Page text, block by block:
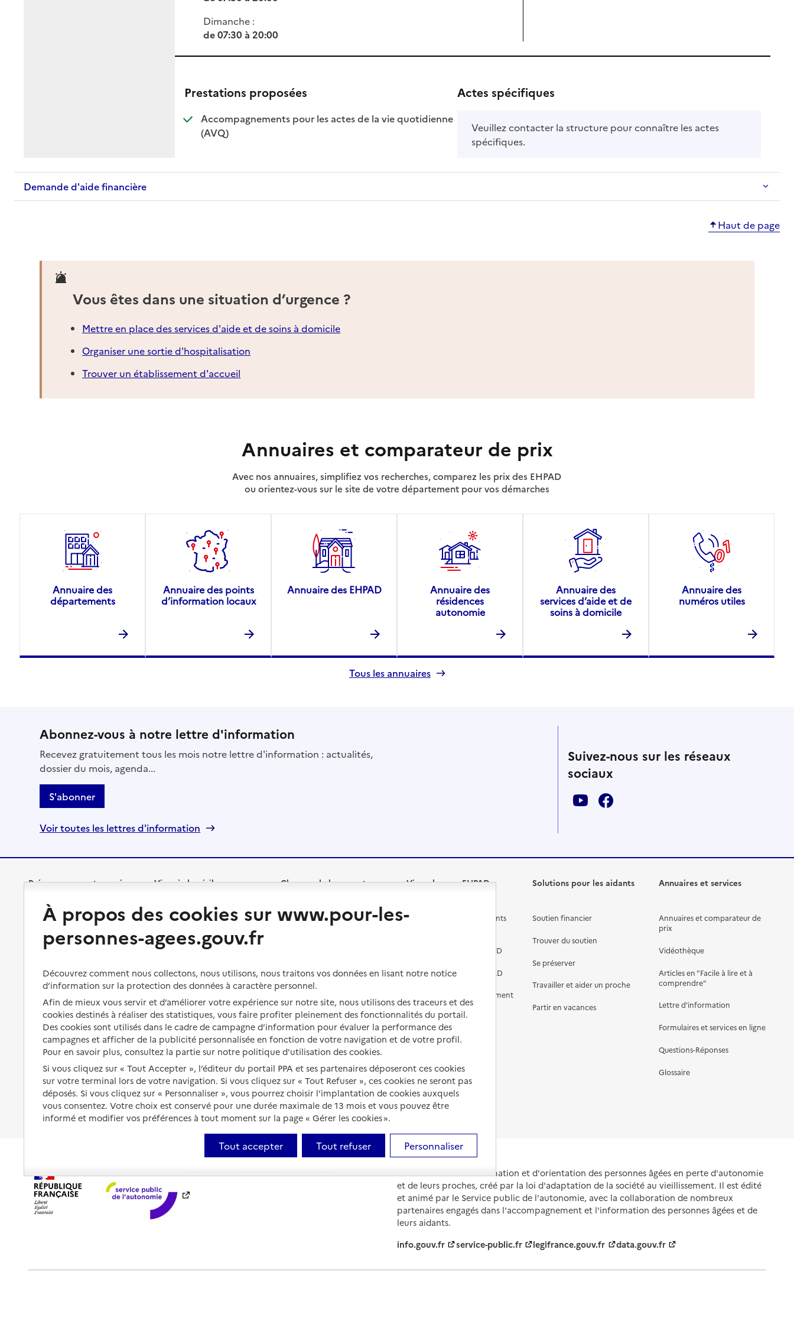
Dimanche :
de 07:30 à 20:00
Prestations proposées
Accompagnements pour les actes de la vie quotidienne
(AVQ)
: disponible
: non disponible
Actes spécifiques
Veuillez contacter la structure pour connaître les actes
spécifiques.
Demande d'aide financière
Haut de page
Vous êtes dans une situation d’urgence ?
Mettre en place des services d'aide et de soins à domicile
Organiser une sortie d'hospitalisation
Trouver un établissement d'accueil
Annuaires et comparateur de prix
Avec nos annuaires, simplifiez vos recherches, comparez les prix des EHPAD
ou orientez-vous sur le site de votre département pour vos démarches
Annuaire des
départements
Annuaire des points
d’information locaux
Annuaire des EHPAD
Annuaire des
résidences
autonomie
Annuaire des
services d’aide et de
soins à domicile
Annuaire des
numéros utiles
Tous les annuaires
Abonnez-vous à notre lettre d'information
Recevez gratuitement tous les mois notre lettre d'information : actualités,
dossier du mois, agenda...
S'abonner
Voir toutes les lettres d'information
Suivez-nous sur les réseaux
sociaux
Préserver son autonomie
Perte d'autonomie : évaluation
Aménager son logement et
Préserver son autonomie et sa
Organiser à l'avance sa propre
protection
Les mesures de protection
Les obligations de la famille
À qui s’adresser ?
Les politiques du grand âge
Vivre à domicile
Bénéficier d'aide à domicile
Bénéficier de soins à domicile
Solutions d'accueil temporaire
Partager son logement
Vivre à domicile avec une
maladie ou un handicap
Fin de vie à domicile
Changer de logement
Les questions à se poser
Vivre chez un proche
Autres solutions de logement
Vivre dans un EHPAD
Les différents établissements
Préparer l'entrée en EHPAD
Aides financières en EHPAD
Prévention, accompagnement
et soins
Comprendre les prix en
EHPAD
Fin de vie en EHPAD
Solutions pour les aidants
Soutien financier
Trouver du soutien
Se préserver
Travailler et aider un proche
Partir en vacances
Annuaires et services
Annuaires et comparateur de
prix
Vidéothèque
Articles en "Facile à lire et à
comprendre"
Lettre d'information
Formulaires et services en ligne
Questions-Réponses
Glossaire
Portail national d'information et d'orientation des personnes âgées en perte d'autonomie
et de leurs proches, créé par la loi d'adaptation de la société au vieillissement. Il est édité
et animé par le Service public de l'autonomie, avec la collaboration de nombreux
partenaires engagés dans l'accompagnement et l'information des personnes âgées et de
leurs aidants.
info.gouv.fr
service-public.fr legifrance.gouv.fr data.gouv.fr
À propos des cookies sur www.pour-les-
personnes-agees.gouv.fr
Découvrez comment nous collectons, nous utilisons, nous traitons vos données en lisant notre notice
d’information sur la protection des données à caractère personnel.
Afin de mieux vous servir et d’améliorer votre expérience sur notre site, nous utilisons des traceurs et des
cookies destinés à réaliser des statistiques, vous faire profiter pleinement des fonctionnalités du portail.
Des cookies sont utilisés dans le cadre de campagne d’information pour évaluer la performance des
campagnes et afficher de la publicité personnalisée en fonction de votre navigation et de votre profil.
Pour en savoir plus, consultez la partie sur notre politique d'utilisation des cookies.
Si vous cliquez sur « Tout Accepter », l’éditeur du portail PPA et ses partenaires déposeront ces cookies
sur votre terminal lors de votre navigation. Si vous cliquez sur « Tout Refuser », ces cookies ne seront pas
déposés. Si vous cliquez sur « Personnaliser », vous pourrez choisir l’implantation de cookies auxquels
vous consentez. Votre choix est conservé pour une durée maximale de 13 mois et vous pouvez être
informé et modifier vos préférences à tout moment sur la page « Gérer les cookies ».
Tout accepter Tout refuser Personnaliser